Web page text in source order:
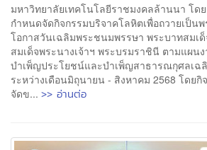
มหาวิทยาลัยเทคโนโลยีราชมงคลล้านนา โด
กำหนดจัดกิจกรรมบริจาคโลหิตเพื่อถวายเป็น
โอกาสวันเฉลิมพระชนมพรรษา พระบาทสมเด็
สมเด็จพระนางเจ้าฯ พระบรมราชินี ตามแผน
บำเพ็ญประโยชน์และบำเพ็ญสาธารณกุศลเฉ
ระหว่างเดือนมิถุนายน - สิงหาคม 2568 โดยกิ
จัดข... >> อ่านต่อ